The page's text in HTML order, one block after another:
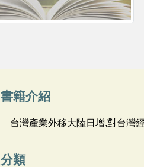
書籍介紹
台灣產業外移大陸日增,對台灣
分類